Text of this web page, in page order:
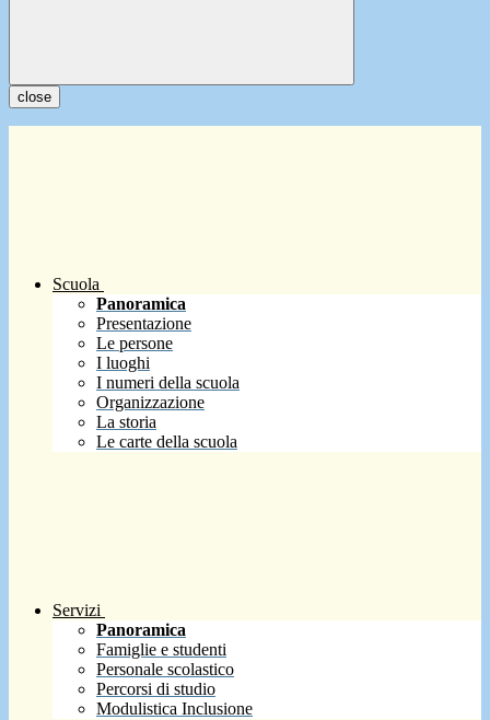
close
Scuola
Panoramica
Presentazione
Le persone
I luoghi
I numeri della scuola
Organizzazione
La storia
Le carte della scuola
Servizi
Panoramica
Famiglie e studenti
Personale scolastico
Percorsi di studio
Modulistica Inclusione